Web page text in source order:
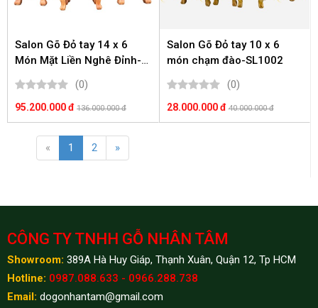
Salon Gõ Đỏ tay 14 x 6
Món Mặt Liền Nghê Đỉnh-
(0)
95.200.000 đ 136.000.000 đ
Salon Gõ Đỏ tay 10 x 6
món chạm đào-SL1002
(0)
28.000.000 đ40.000.000 đ
« 1 2 »
CÔNG TY TNHH GỖ NHÂN TÂM
Showroom: 389A Hà Huy Giáp, Thạnh Xuân, Quận 12, Tp HCM
Hotline: 0987.088.633 - 0966.288.738
Email: dogonhantam@gmail.com